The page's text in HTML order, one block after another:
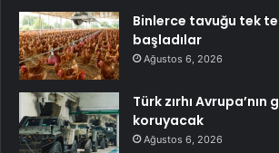
Binlerce tavuğu tek
başladılar
Ağustos 6, 2026
Türk zırhı Avrupa’nın
koruyacak
Ağustos 6, 2026